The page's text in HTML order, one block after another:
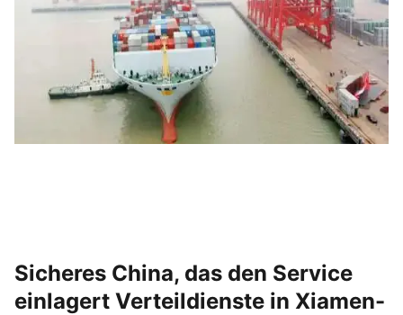
Sicheres China, das den Service
einlagert Verteildienste in Xiamen-